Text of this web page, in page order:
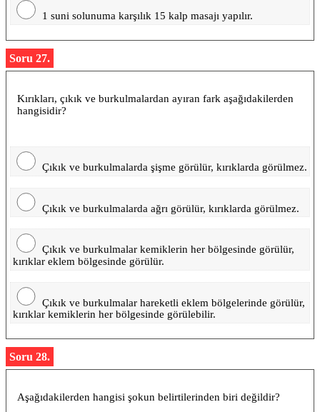
1 suni solunuma karşılık 15 kalp masajı yapılır.
Soru 27.
Kırıkları, çıkık ve burkulmalardan ayıran fark aşağıdakilerden
hangisidir?
Çıkık ve burkulmalarda şişme görülür, kırıklarda görülmez.
Çıkık ve burkulmalarda ağrı görülür, kırıklarda görülmez.
Çıkık ve burkulmalar kemiklerin her bölgesinde görülür,
kırıklar eklem bölgesinde görülür.
Çıkık ve burkulmalar hareketli eklem bölgelerinde görülür,
kırıklar kemiklerin her bölgesinde görülebilir.
Soru 28.
Aşağıdakilerden hangisi şokun belirtilerinden biri değildir?